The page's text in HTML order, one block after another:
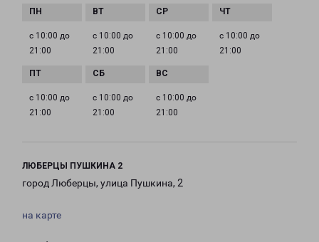
с 10:00 до
21:00
с 10:00 до
21:00
с 10:00 до
21:00
с 10:00 до
21:00
с 10:00 до
21:00
с 10:00 до
21:00
с 10:00 до
21:00
ЛЮБЕРЦЫ ПУШКИНА 2
город Люберцы, улица Пушкина, 2
на карте